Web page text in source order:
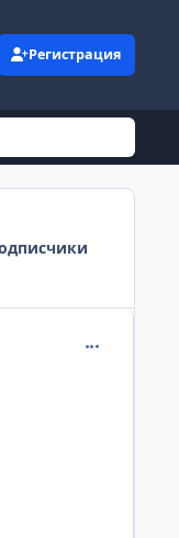
Регистрация